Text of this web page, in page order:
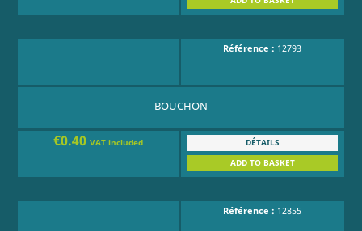
Référence : 12793
BOUCHON
€0.40VAT included
DÉTAILS
ADD TO BASKET
Référence : 12855